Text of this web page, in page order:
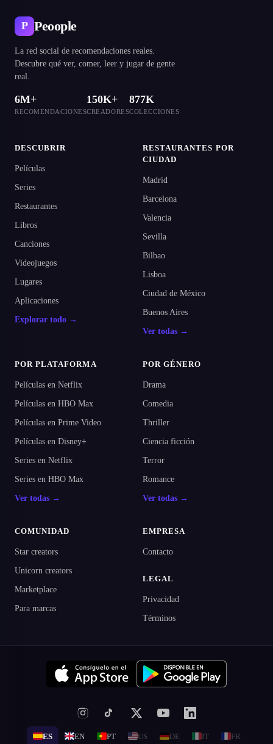
P Peoople
La red social de recomendaciones reales.
Descubre qué ver, comer, leer y jugar de gente
real.
6M+
RECOMENDACIONES
150K+
CREADORES
877K
COLECCIONES
DESCUBRIR
Películas
Series
Restaurantes
Libros
Canciones
Videojuegos
Lugares
Aplicaciones
Explorar todo →
RESTAURANTES POR
CIUDAD
Madrid
Barcelona
Valencia
Sevilla
Bilbao
Lisboa
Ciudad de México
Buenos Aires
Ver todas →
POR PLATAFORMA
Películas en Netflix
Películas en HBO Max
Películas en Prime Video
Películas en Disney+
Series en Netflix
Series en HBO Max
Ver todas →
POR GÉNERO
Drama
Comedia
Thriller
Ciencia ficción
Terror
Romance
Ver todas →
COMUNIDAD
Star creators
Unicorn creators
Marketplace
Para marcas
EMPRESA
Contacto
LEGAL
Privacidad
Términos
ES EN PT US DE IT FR